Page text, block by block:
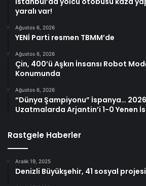
yaralı var!
Ağustos 6, 2026
YENİ Parti resmen TBMM’de
Ağustos 6, 2026
Çin, 400’ü Aşkın İnsansı Robot
Konumunda
Ağustos 6, 2026
“Dünya Şampiyonu” İspanya… 2026
Uzatmalarda Arjantin’i 1-0 Yenen
Rastgele Haberler
Aralık 19, 2025
Denizli Büyükşehir, 41 sosyal